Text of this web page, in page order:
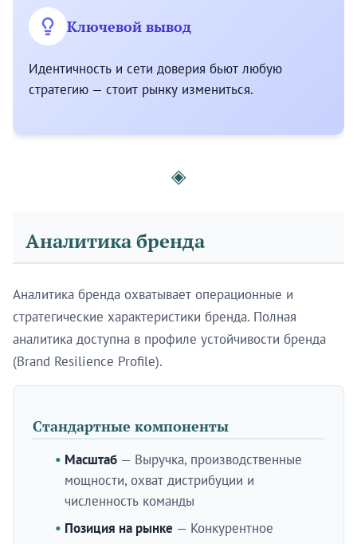
Ключевой вывод
Идентичность и сети доверия бьют любую
стратегию — стоит рынку измениться.
◈
Аналитика бренда
Аналитика бренда охватывает операционные и
стратегические характеристики бренда. Полная
аналитика доступна в профиле устойчивости бренда
(Brand Resilience Profile).
Стандартные компоненты
Масштаб — Выручка, производственные
мощности, охват дистрибуции и
численность команды
Позиция на рынке — Конкурентное